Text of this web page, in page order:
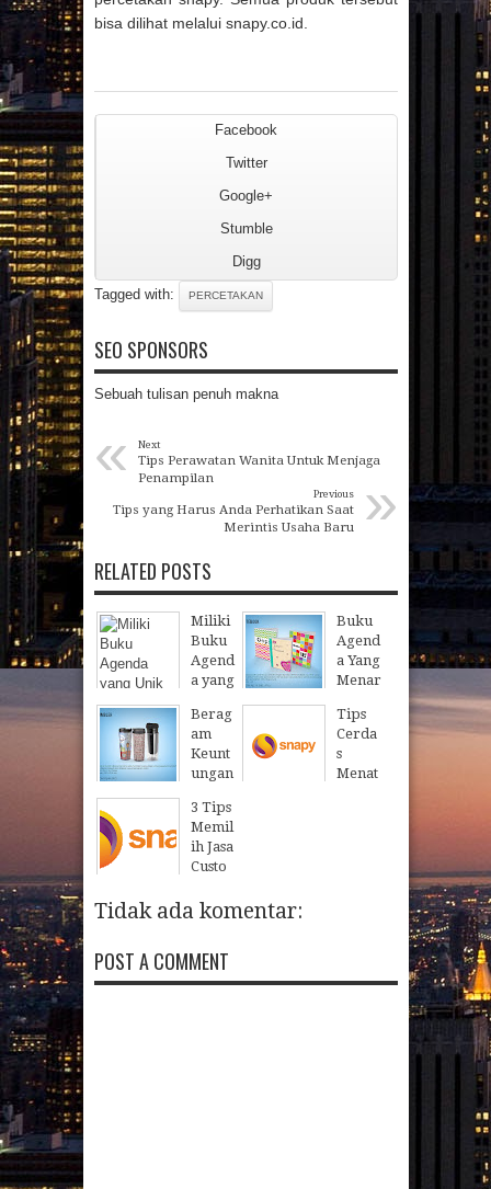
bisa dilihat melalui snapy.co.id.
Facebook
Twitter
Google+
Stumble
Digg
Tagged with:
PERCETAKAN
SEO SPONSORS
Sebuah tulisan penuh makna
« Next
Tips Perawatan Wanita Untuk Menjaga
Penampilan
»
Previous
Tips yang Harus Anda Perhatikan Saat
Merintis Usaha Baru
RELATED POSTS
Miliki
Buku
Agend
a yang
dan
Menar
ik
Dari
Snapy
25 Mar
Buku
Agend
a Yang
Menar
Dari
Snapy
Berag
am
Keunt
ungan
eli
Tumb
ler
Starb
di
05 May 2018
Tips
Cerda
s
Menat
3 Tips
Memil
ih Jasa
Custo
Wallp
Kanto
r Baru
Tidak ada komentar:
POST A COMMENT